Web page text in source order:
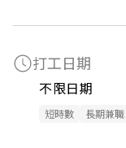
打工日期
不限日期
短時數 長期兼職